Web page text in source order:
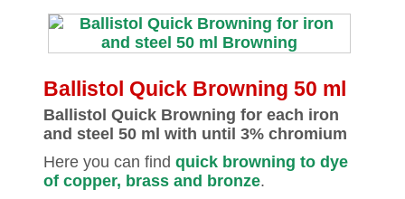
Ballistol Quick Browning 50 ml
Ballistol Quick Browning for each iron
and steel 50 ml with until 3% chromium
Here you can find quick browning to dye
of copper, brass and bronze.